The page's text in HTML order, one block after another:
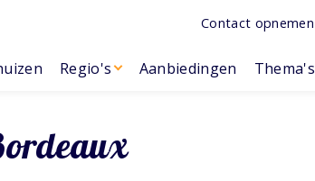
Contact opnemen
Regio's Aanbiedingen Thema's